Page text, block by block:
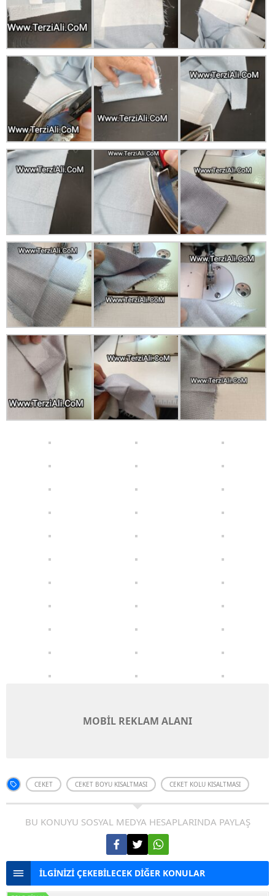
MOBİL REKLAM ALANI
CEKET CEKET BOYU KISALTMASI CEKET KOLU KISALTMASI
BU KONUYU SOSYAL MEDYA HESAPLARINDA PAYLAŞ
İLGİNİZİ ÇEKEBİLECEK DİĞER KONULAR